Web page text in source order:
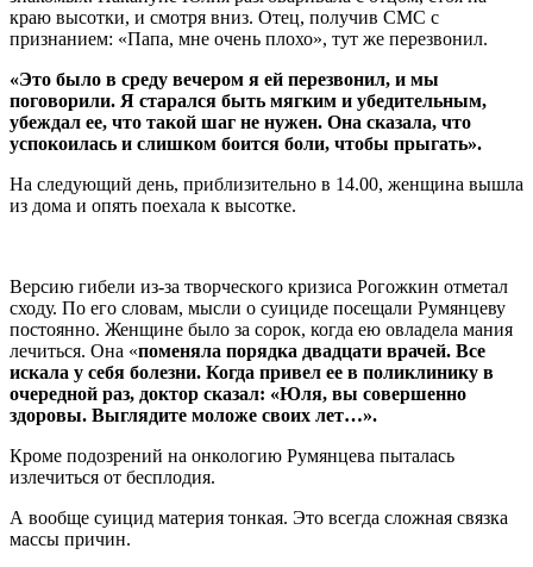
краю высотки, и смотря вниз. Отец, получив СМС с
признанием: «Папа, мне очень плохо», тут же перезвонил.
«Это было в среду вечером я ей перезвонил, и мы
поговорили. Я старался быть мягким и убедительным,
убеждал ее, что такой шаг не нужен. Она сказала, что
успокоилась и слишком боится боли, чтобы прыгать».
На следующий день, приблизительно в 14.00, женщина вышла
из дома и опять поехала к высотке.
Версию гибели из-за творческого кризиса Рогожкин отметал
сходу. По его словам, мысли о суициде посещали Румянцеву
постоянно. Женщине было за сорок, когда ею овладела мания
лечиться. Она «поменяла порядка двадцати врачей. Все
искала у себя болезни. Когда привел ее в поликлинику в
очередной раз, доктор сказал: «Юля, вы совершенно
здоровы. Выглядите моложе своих лет…».
Кроме подозрений на онкологию Румянцева пыталась
излечиться от бесплодия.
А вообще суицид материя тонкая. Это всегда сложная связка
массы причин.